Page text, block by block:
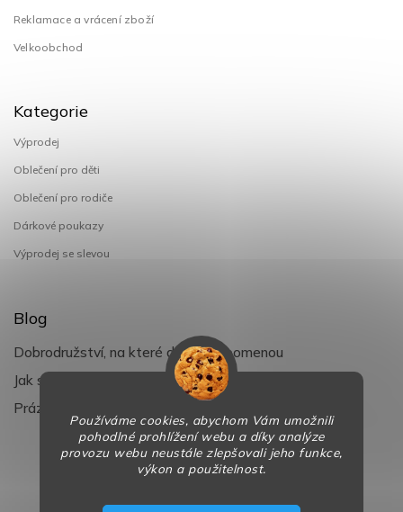
Používáme cookies, abychom Vám umožnili
pohodlné prohlížení webu a díky analýze
provozu webu neustále zlepšovali jeho funkce,
výkon a použitelnost.
Reklamace a vrácení zboží
Velkoobchod
Kategorie
Výprodej
Oblečení pro děti
Oblečení pro rodiče
Dárkové poukazy
Výprodej se slevou
Blog
Dobrodružství, na které děti nezapomenou
Jak si užít léto s dětmi naplno
Prázdniny klepou na dveře
BaBy-smile.cz. Všechna práva vyhrazena.